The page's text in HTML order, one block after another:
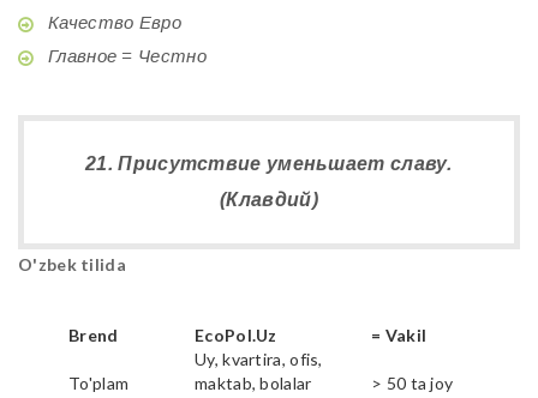
Качество Евро
Главное = Честно
21. Присутствие уменьшает славу.
(Клавдий)
O'zbek tilida
Brend EcoPol.Uz = Vakil
To'plam
Uy, kvartira, ofis,
maktab, bolalar
> 50 ta joy